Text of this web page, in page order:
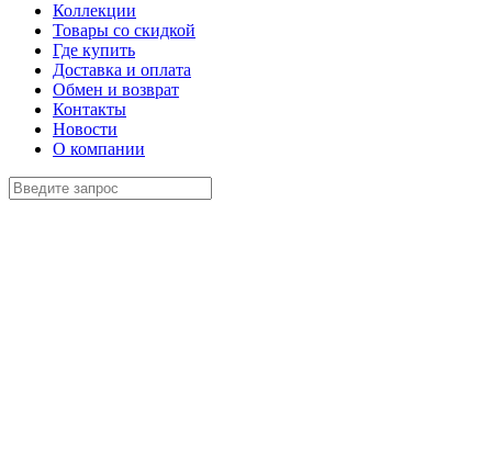
Коллекции
Товары со скидкой
Где купить
Доставка и оплата
Обмен и возврат
Контакты
Новости
О компании